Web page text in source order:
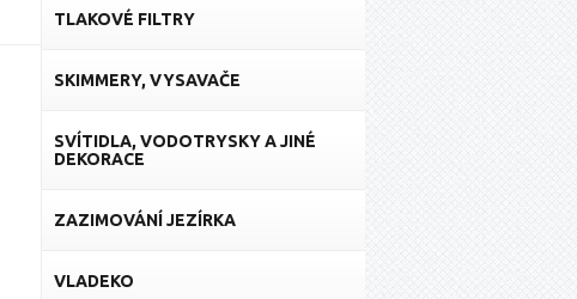
TLAKOVÉ FILTRY
SKIMMERY, VYSAVAČE
SVÍTIDLA, VODOTRYSKY A JINÉ
DEKORACE
ZAZIMOVÁNÍ JEZÍRKA
VLADEKO